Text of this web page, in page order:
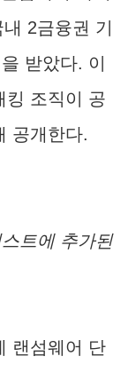
2금융권 기
받았다. 이
킹 조직이 공
공개한다.
트에 추가된
랜섬웨어 단